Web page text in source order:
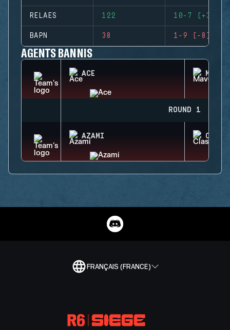
RELAES 122 10-7 (+3)
BAPN 38 1-9 (-8)
AGENTS BANNIS
ACE
ROUND 1
AZAMI CLASH
FRANÇAIS (FRANCE)